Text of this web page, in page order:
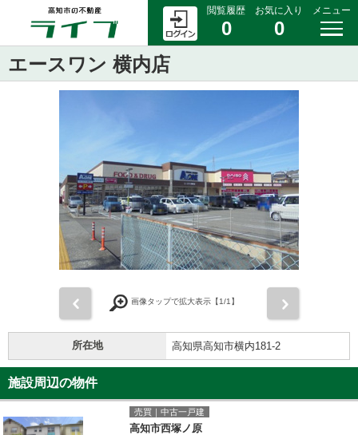
閲覧履歴
0
お気に入り
0
メニュー
エースワン 横内店
画像タップで拡大表示【1/1】
所在地 高知県高知市横内181-2
施設周辺の物件
売買｜中古一戸建
高知市西塚ノ原